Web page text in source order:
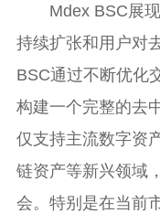
Mdex BSC展
持续扩张和用户对
BSC通过不断优化
构建一个完整的去
仅支持主流数字资
链资产等新兴领域
会。特别是在当前